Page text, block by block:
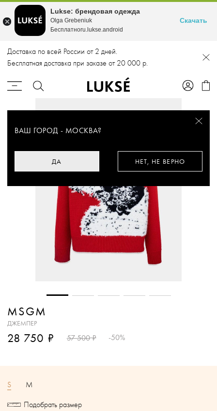
Доставка по всей России от 2 дней.
Бесплатная доставка при заказе от 20 000 р.
ВАШ ГОРОД - МОСКВА?
ДА НЕТ, НЕ ВЕРНО
MSGM
ДЖЕМПЕР
28 750 ₽ 57 500₽ -50%
S
M
Подобрать размер
Lukse: брендовая одежда
Olga Grebeniuk
Бесплатноru.lukse.android
Скачать